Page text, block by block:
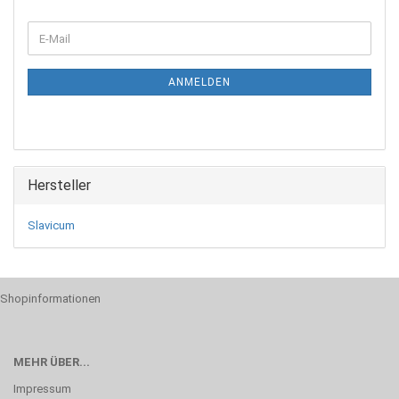
ANMELDEN
Hersteller
Slavicum
Shopinformationen
MEHR ÜBER...
Impressum